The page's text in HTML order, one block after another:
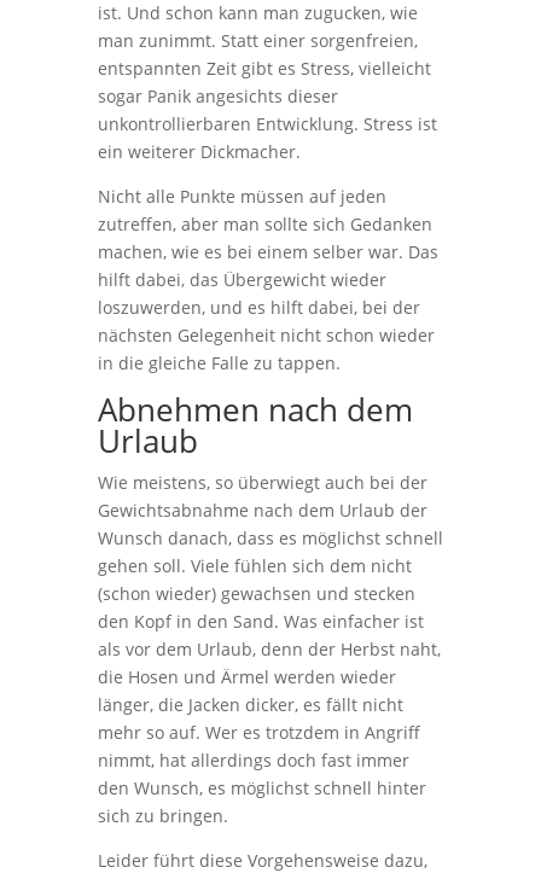
ist. Und schon kann man zugucken, wie
man zunimmt. Statt einer sorgenfreien,
entspannten Zeit gibt es Stress, vielleicht
sogar Panik angesichts dieser
unkontrollierbaren Entwicklung. Stress ist
ein weiterer Dickmacher.
Nicht alle Punkte müssen auf jeden
zutreffen, aber man sollte sich Gedanken
machen, wie es bei einem selber war. Das
hilft dabei, das Übergewicht wieder
loszuwerden, und es hilft dabei, bei der
nächsten Gelegenheit nicht schon wieder
in die gleiche Falle zu tappen.
Abnehmen nach dem
Urlaub
Wie meistens, so überwiegt auch bei der
Gewichtsabnahme nach dem Urlaub der
Wunsch danach, dass es möglichst schnell
gehen soll. Viele fühlen sich dem nicht
(schon wieder) gewachsen und stecken
den Kopf in den Sand. Was einfacher ist
als vor dem Urlaub, denn der Herbst naht,
die Hosen und Ärmel werden wieder
länger, die Jacken dicker, es fällt nicht
mehr so auf. Wer es trotzdem in Angriff
nimmt, hat allerdings doch fast immer
den Wunsch, es möglichst schnell hinter
sich zu bringen.
Leider führt diese Vorgehensweise dazu,